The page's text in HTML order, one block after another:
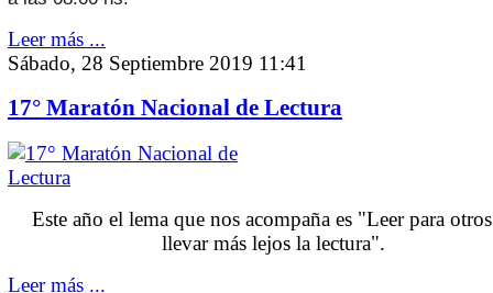
Leer más ...
Sábado, 28 Septiembre 2019 11:41
17° Maratón Nacional de Lectura
Este año el lema que nos acompaña es "Leer para
llevar más lejos la lectura".
Leer más ...